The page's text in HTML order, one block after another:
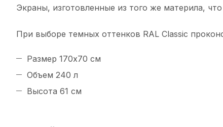
Экраны, изготовленные из того же материла,
При выборе темных оттенков RAL Classic
Размер 170х70 см
Объем 240 л
Высота 61 см